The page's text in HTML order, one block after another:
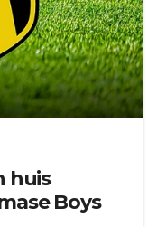
huis
Boys